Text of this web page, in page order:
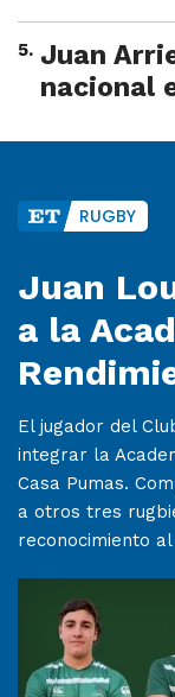
5. Juan
nacional
RUGBY
Juan
a la
El jugador del
integrar la
Casa Pumas.
a otros tres
reconocimiento